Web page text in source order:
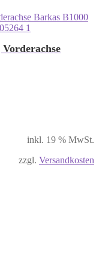
inkl. 19 % MwSt.
zzgl. Versandkosten